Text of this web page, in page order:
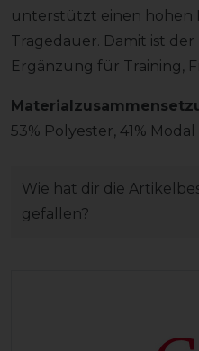
unterstützt einen hohen
Tragedauer. Damit ist
Ergänzung für Training,
53% Polyester, 41%
Wie hat dir die
gefallen?